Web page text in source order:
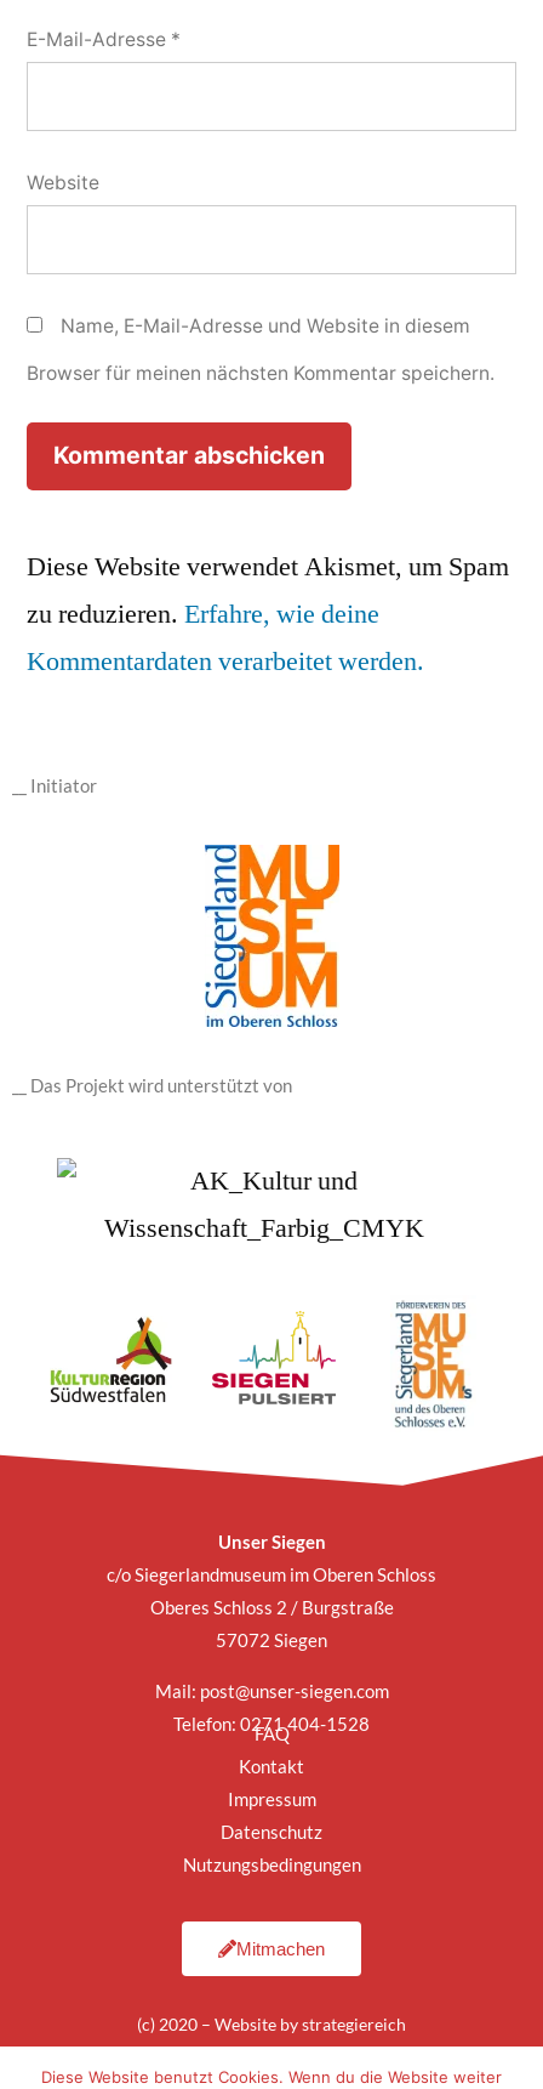
E-Mail-Adresse *
Website
Name, E-Mail-Adresse und Website in diesem
Browser für meinen nächsten Kommentar speichern.
Diese Website verwendet Akismet, um Spam
zu reduzieren. Erfahre, wie deine
Kommentardaten verarbeitet werden.
__ Initiator
__ Das Projekt wird unterstützt von
Unser Siegen
c/o Siegerlandmuseum im Oberen Schloss
Oberes Schloss 2 / Burgstraße
57072 Siegen
Mail: post@unser-siegen.com
Telefon: 0271 404-1528
FAQ
Kontakt
Impressum
Datenschutz
Nutzungsbedingungen
(c) 2020 – Website bystrategiereich
Mitmachen
Diese Website benutzt Cookies. Wenn du die Website weiter